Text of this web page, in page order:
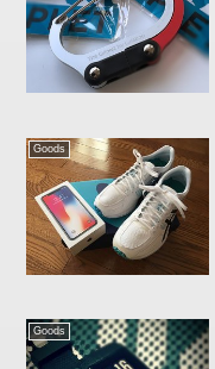
Goods
Goods